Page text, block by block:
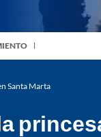
Santa Marta